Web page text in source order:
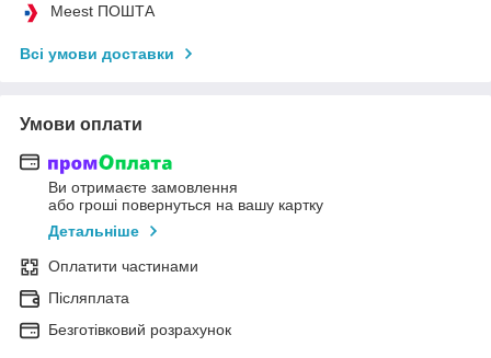
Meest ПОШТА
Всі умови доставки
Умови оплати
Ви отримаєте замовлення
або гроші повернуться на вашу картку
Детальніше
Оплатити частинами
Післяплата
Безготівковий розрахунок